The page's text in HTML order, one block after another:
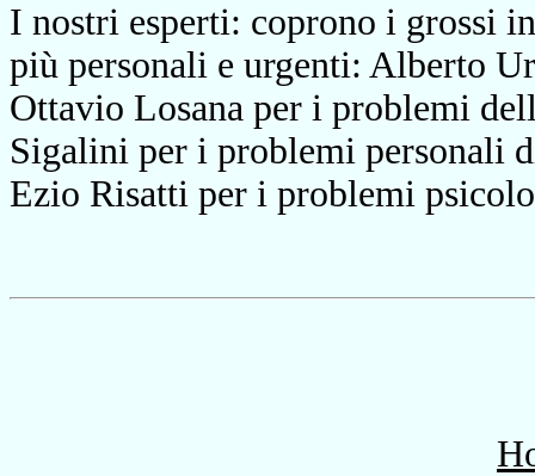
I nostri esperti: coprono i grossi
più personali e urgenti: Alberto
Ottavio Losana per i problemi
Sigalini per i problemi personali
Ezio Risatti per i problemi